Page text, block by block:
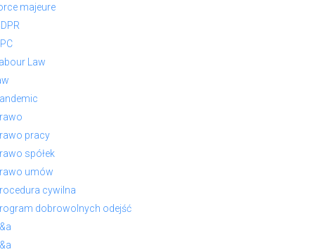
majeure
Labour Law
pracy
spółek
umów
cywilna
dobrowolnych odejść